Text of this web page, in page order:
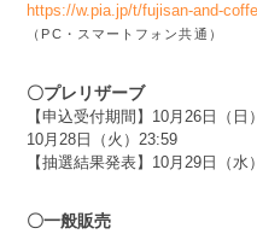
https://w.pia.jp/t/fujisan-and-
（PC・スマートフォン共通）
〇プレリザーブ
【申込受付期間】10月26日（日
10月28日（火）23:59
【抽選結果発表】10月29日（水
〇一般販売